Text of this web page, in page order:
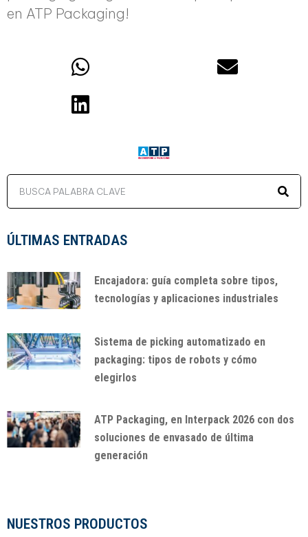
en ATP Packaging!
ÚLTIMAS ENTRADAS
Encajadora: guía completa sobre tipos,
tecnologías y aplicaciones industriales
Sistema de picking automatizado en
packaging: tipos de robots y cómo
elegirlos
ATP Packaging, en Interpack 2026 con dos
soluciones de envasado de última
generación
NUESTROS PRODUCTOS